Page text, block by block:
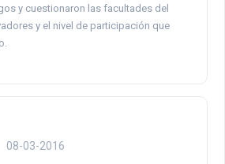
y cuestionaron las facultades del
y el nivel de participación que
08-03-2016